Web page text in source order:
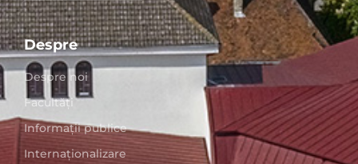
Despre
Despre noi
Facultăți
Informații publice
Internaționalizare